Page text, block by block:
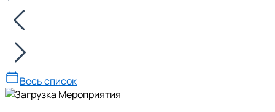
Весь список